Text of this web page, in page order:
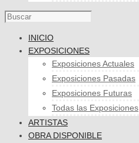
INICIO
EXPOSICIONES
Exposiciones Actuales
Exposiciones Pasadas
Exposiciones Futuras
Todas las Exposiciones
ARTISTAS
OBRA DISPONIBLE